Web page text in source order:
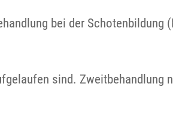
bei der Schotenbildung
sind. Zweitbehandlung